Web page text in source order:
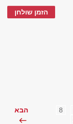
הזמן שולחן
8
הבא